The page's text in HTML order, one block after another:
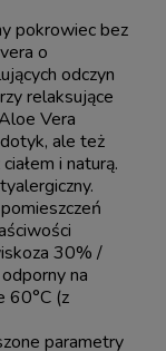
pokrowiec bez
o
odczyn
relaksujące
Vera
ale też
i naturą.
30% /
na
60°C (z
parametry